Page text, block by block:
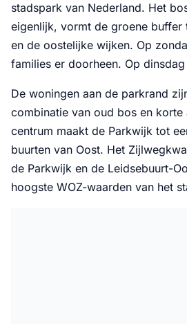
stadspark van Nederland. Het
eigenlijk, vormt de groene buffer
en de oostelijke wijken. Op
families er doorheen. Op
De woningen aan de parkrand
combinatie van oud bos en korte
centrum maakt de Parkwijk tot
buurten van Oost. Het
de Parkwijk en de Leidsebuurt-
hoogste WOZ-waarden van het